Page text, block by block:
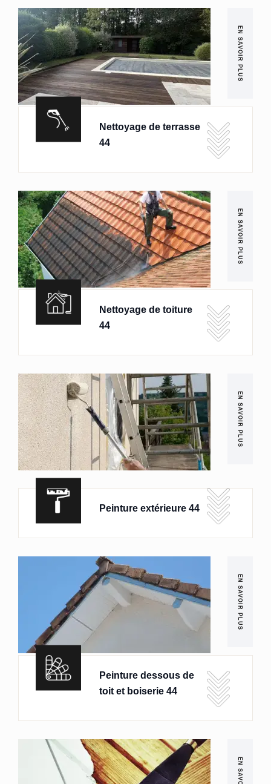
EN SAVOIR PLUS
Nettoyage de terrasse
44
EN SAVOIR PLUS
Nettoyage de toiture
44
EN SAVOIR PLUS
Peinture extérieure 44
EN SAVOIR PLUS
Peinture dessous de
toit et boiserie 44